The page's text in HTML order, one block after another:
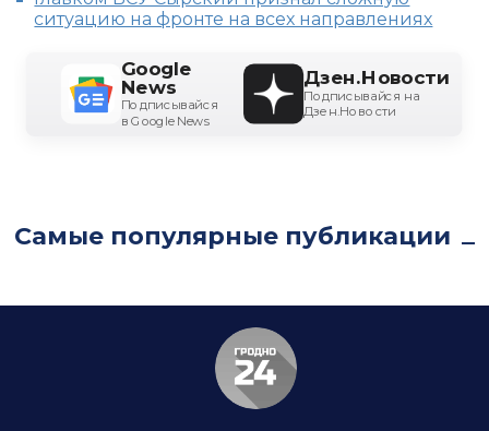
ситуацию на фронте на всех направлениях
Google
News
Подписывайся
в Google News
Дзен.Новости
Подписывайся на
Дзен.Новости
Самые популярные публикации